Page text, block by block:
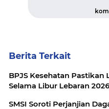
Berita Terkait
BPJS Kesehatan Pastikan
Selama Libur Lebaran 2026
SMSI Soroti Perjanjian